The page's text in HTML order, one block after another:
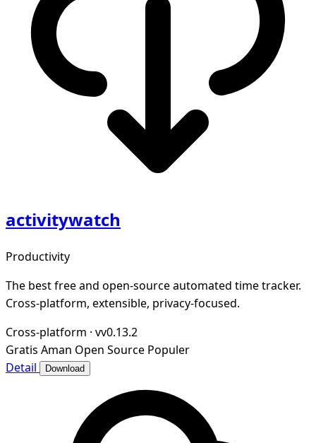
activitywatch
Productivity
The best free and open-source automated time tracker.
Cross-platform, extensible, privacy-focused.
Cross-platform · vv0.13.2
Gratis Aman Open Source Populer
Detail
Download